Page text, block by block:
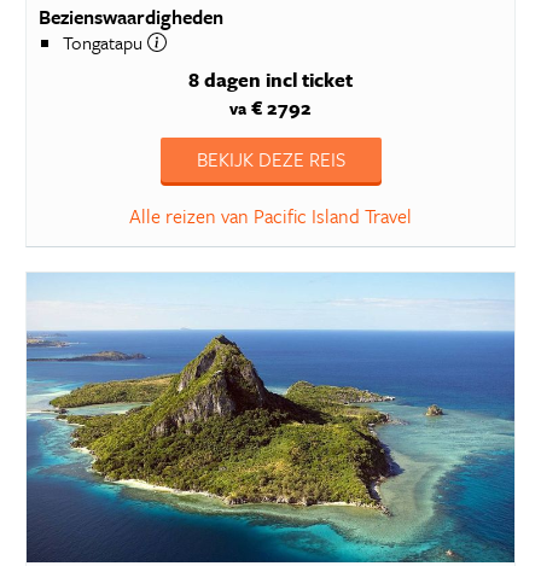
Bezienswaardigheden
Tongatapu
8 dagen incl ticket
va € 2792
BEKIJK DEZE REIS
Alle reizen van Pacific Island Travel